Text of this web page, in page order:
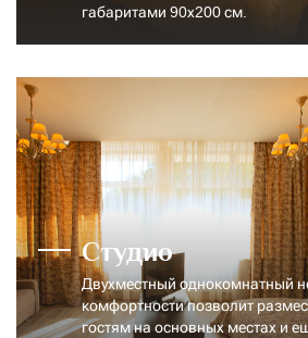
габаритами 90х200 см.
Студио
Двухместный однокомнатный
комфортности позволит
гостям на основных местах и